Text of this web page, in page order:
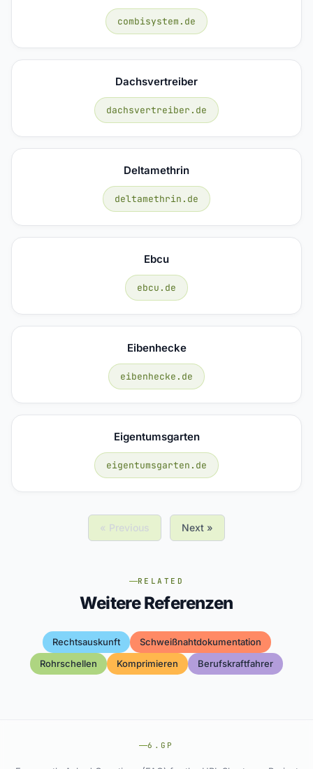
combisystem.de
Dachsvertreiber
dachsvertreiber.de
Deltamethrin
deltamethrin.de
Ebcu
ebcu.de
Eibenhecke
eibenhecke.de
Eigentumsgarten
eigentumsgarten.de
« Previous Next »
RELATED
Weitere Referenzen
Rechtsauskunft
Schweißnahtdokumentation
Rohrschellen
Komprimieren Berufskraftfahrer
6.GP